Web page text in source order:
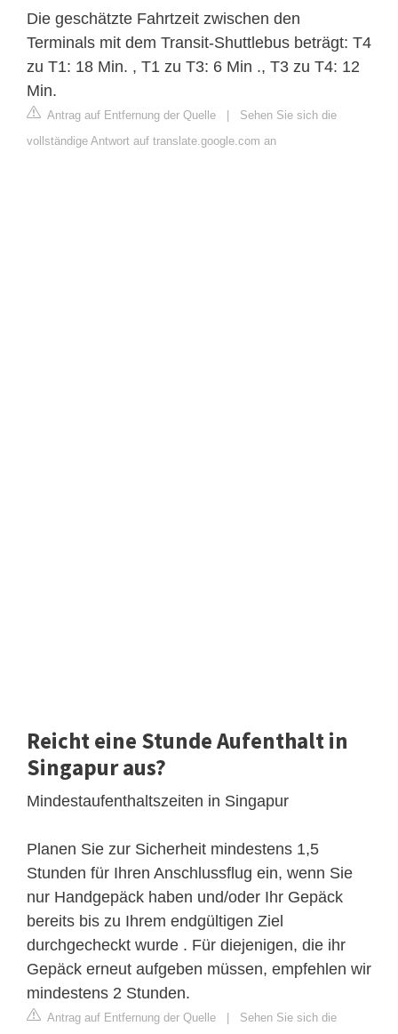
Die geschätzte Fahrtzeit zwischen den
Terminals mit dem Transit-Shuttlebus beträgt: T4
zu T1: 18 Min. , T1 zu T3: 6 Min ., T3 zu T4: 12
Min.
Antrag auf Entfernung der Quelle | Sehen Sie sich die
vollständige Antwort auf translate.google.com an
Reicht eine Stunde Aufenthalt in
Singapur aus?
Mindestaufenthaltszeiten in Singapur
Planen Sie zur Sicherheit mindestens 1,5
Stunden für Ihren Anschlussflug ein, wenn Sie
nur Handgepäck haben und/oder Ihr Gepäck
bereits bis zu Ihrem endgültigen Ziel
durchgecheckt wurde . Für diejenigen, die ihr
Gepäck erneut aufgeben müssen, empfehlen wir
mindestens 2 Stunden.
Antrag auf Entfernung der Quelle | Sehen Sie sich die